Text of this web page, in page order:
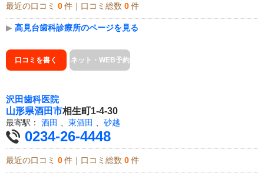
最近の口コミ 0 件｜口コミ総数 0 件
▶ 高見台歯科診療所のページを見る
口コミを書く ネット・WEB予約
沢田歯科医院
山形県酒田市相生町1-4-30
最寄駅： 酒田 東酒田 砂越
0234-26-4448
最近の口コミ 0 件｜口コミ総数 0 件